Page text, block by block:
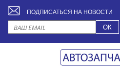
ПОДПИСАТЬСЯ НА НОВОСТИ